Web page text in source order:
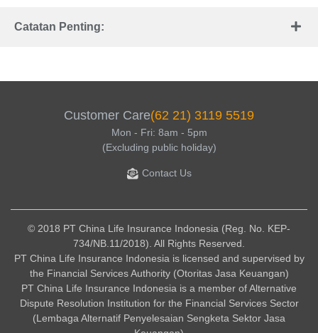
Catatan Penting:
Customer Care(62 21) 3119 5519
Mon - Fri: 8am - 5pm
(Excluding public holiday)
Contact Us
© 2018 PT China Life Insurance Indonesia (Reg. No. KEP-
734/NB.11/2018). All Rights Reserved.
PT China Life Insurance Indonesia is licensed and supervised by
the Financial Services Authority (Otoritas Jasa Keuangan)
PT China Life Insurance Indonesia is a member of Alternative
Dispute Resolution Institution for the Financial Services Sector
(Lembaga Alternatif Penyelesaian Sengketa Sektor Jasa